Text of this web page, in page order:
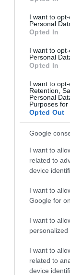
use your data for
consent section.
I want to
Personal
Opted In
I want to
Personal
Opted In
I want to
Retention,
Personal
Purposes for
Opted Out
Google
I want to
related to
device
I want to
Google for
I want to
personalized
I want to
related to
device
01.08.2026 12:11
Ξυπνάτε
8+1 απλές
ενέργεια
Το σημάδι
θρόμβωση